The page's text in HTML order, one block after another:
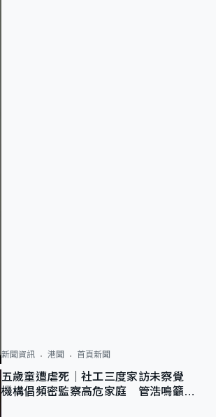
新聞資訊 港聞 首頁新聞
五歲童遭虐死｜社工三度家訪未察覺
機構倡頻密監察高危家庭 管浩鳴籲加